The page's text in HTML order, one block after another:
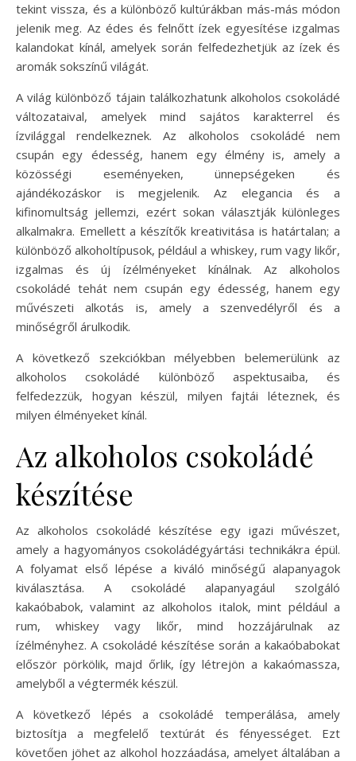
tekint vissza, és a különböző kultúrákban más-más módon
jelenik meg. Az édes és felnőtt ízek egyesítése izgalmas
kalandokat kínál, amelyek során felfedezhetjük az ízek és
aromák sokszínű világát.
A világ különböző tájain találkozhatunk alkoholos csokoládé
változataival, amelyek mind sajátos karakterrel és
ízvilággal rendelkeznek. Az alkoholos csokoládé nem
csupán egy édesség, hanem egy élmény is, amely a
közösségi eseményeken, ünnepségeken és
ajándékozáskor is megjelenik. Az elegancia és a
kifinomultság jellemzi, ezért sokan választják különleges
alkalmakra. Emellett a készítők kreativitása is határtalan; a
különböző alkoholtípusok, például a whiskey, rum vagy likőr,
izgalmas és új ízélményeket kínálnak. Az alkoholos
csokoládé tehát nem csupán egy édesség, hanem egy
művészeti alkotás is, amely a szenvedélyről és a
minőségről árulkodik.
A következő szekciókban mélyebben belemerülünk az
alkoholos csokoládé különböző aspektusaiba, és
felfedezzük, hogyan készül, milyen fajtái léteznek, és
milyen élményeket kínál.
Az alkoholos csokoládé
készítése
Az alkoholos csokoládé készítése egy igazi művészet,
amely a hagyományos csokoládégyártási technikákra épül.
A folyamat első lépése a kiváló minőségű alapanyagok
kiválasztása. A csokoládé alapanyagául szolgáló
kakaóbabok, valamint az alkoholos italok, mint például a
rum, whiskey vagy likőr, mind hozzájárulnak az
ízélményhez. A csokoládé készítése során a kakaóbabokat
először pörkölik, majd őrlik, így létrejön a kakaómassza,
amelyből a végtermék készül.
A következő lépés a csokoládé temperálása, amely
biztosítja a megfelelő textúrát és fényességet. Ezt
követően jöhet az alkohol hozzáadása, amelyet általában a